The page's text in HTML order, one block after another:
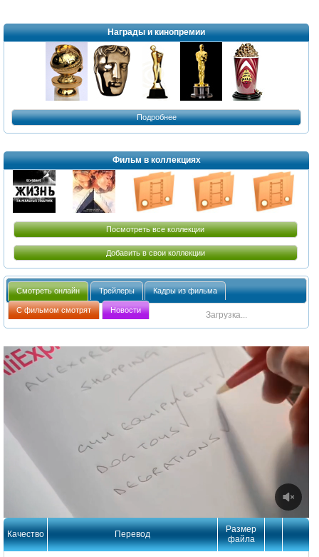
Награды и кинопремии
Подробнее
Фильм в коллекциях
Посмотреть все коллекции
Добавить в свои коллекции
Смотреть онлайн Трейлеры Кадры из фильма
С фильмом смотрят Новости Загрузка...
Качество Перевод
Размер
файла